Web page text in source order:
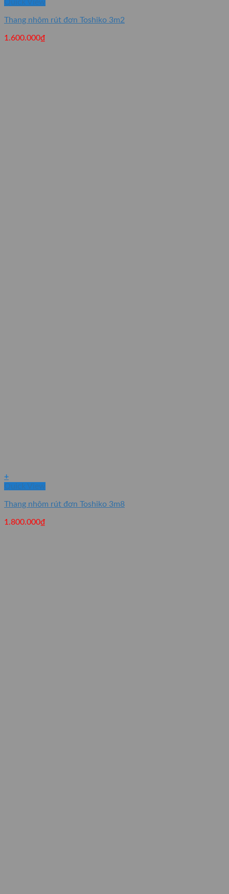
Quick View
Thang nhôm rút đơn Toshiko 3m2
1.600.000₫
+
Quick View
Thang nhôm rút đơn Toshiko 3m8
1.800.000₫